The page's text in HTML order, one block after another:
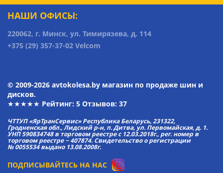
НАШИ ОФИСЫ:
220062, г. Минск, ул. Тимирязева, д. 114
+375 (29) 357-37-02 Velcom
© 2009-2026 avtokolesa.by магазин по продаже шин и
дисков.
★★★★★ Рейтинг: 5 Отзывов: 37
ЧТТУП «ЯрТранСервис» Республика Беларусь, 231322,
Гродненская обл., Лидский р-н, п. Дитва, ул. Первомайская, д. 1.
УНП 590834748 в торговом реестре с 12.03.2018г., рег. номер в
торговом реестре − 407874. Свидетельство о регистрации
№ 0055534 выдано 13.08.2008г.
ПОДПИСЫВАЙТЕСЬ НА НАС